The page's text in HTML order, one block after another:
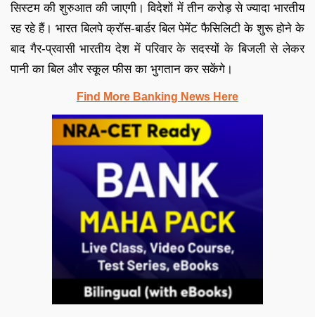
सिस्टम की शुरुआत की जाएगी। विदेशों में तीन करोड़ से ज्यादा भारतीय
रह रहे हैं। भारत बिलपे क्रॉस-बार्डर बिल पेमेंट फैसिलिटी के शुरू होने के
बाद गैर-प्रवासी भारतीय देश में परिवार के सदस्यों के बिजली से लेकर
पानी का बिल और स्कूल फीस का भुगतान कर सकेंगे।
Find More Banking News Here